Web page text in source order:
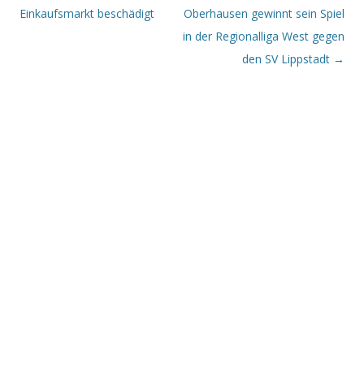
Einkaufsmarkt beschädigt
Oberhausen gewinnt sein Spiel
in der Regionalliga West gegen
den SV Lippstadt →